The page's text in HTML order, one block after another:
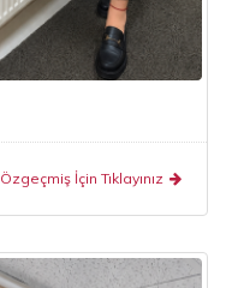
Özgeçmiş İçin Tıklayınız